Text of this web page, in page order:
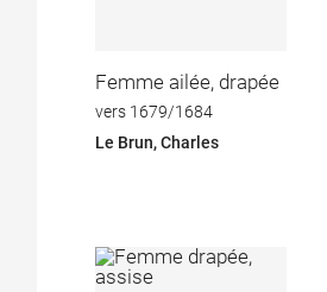
Femme ailée, drapée
vers 1679/1684
Le Brun, Charles